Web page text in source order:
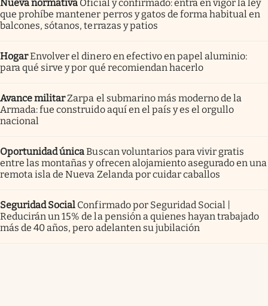
Nueva normativa Oficial y confirmado: entra en vigor la ley
que prohíbe mantener perros y gatos de forma habitual en
balcones, sótanos, terrazas y patios
HogarEnvolver el dinero en efectivo en papel aluminio:
para qué sirve y por qué recomiendan hacerlo
Avance militarZarpa el submarino más moderno de la
Armada: fue construido aquí en el país y es el orgullo
nacional
Oportunidad únicaBuscan voluntarios para vivir gratis
entre las montañas y ofrecen alojamiento asegurado en una
remota isla de Nueva Zelanda por cuidar caballos
Seguridad Social Confirmado por Seguridad Social |
Reducirán un 15% de la pensión a quienes hayan trabajado
más de 40 años, pero adelanten su jubilación